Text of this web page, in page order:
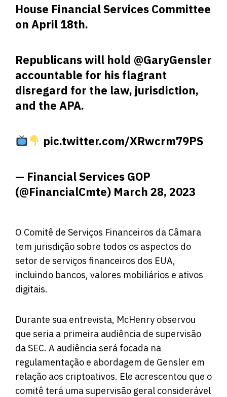
House Financial Services Committee
on April 18th.
Republicans will hold @GaryGensler
accountable for his flagrant
disregard for the law, jurisdiction,
and the APA.
pic.twitter.com/XRwcrm79PS
— Financial Services GOP
(@FinancialCmte) March 28, 2023
O Comitê de Serviços Financeiros da Câmara
tem jurisdição sobre todos os aspectos do
setor de serviços financeiros dos EUA,
incluindo bancos, valores mobiliários e ativos
digitais.
Durante sua entrevista, McHenry observou
que seria a primeira audiência de supervisão
da SEC. A audiência será focada na
regulamentação e abordagem de Gensler em
relação aos criptoativos. Ele acrescentou que o
comitê terá uma supervisão geral considerável